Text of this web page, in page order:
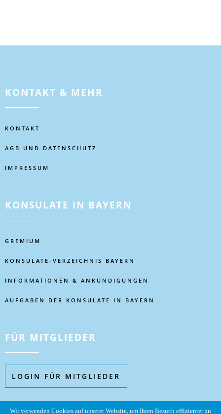
KONTAKT & MEHR
KONTAKT
AGB UND DATENSCHUTZ
IMPRESSUM
KONSULATE IN BAYERN
GREMIUM
KONSULATE-VERZEICHNIS BAYERN
INFORMATIONEN & ANKÜNDIGUNGEN
AUFGABEN DER KONSULATE IN BAYERN
FÜR MITGLIEDER
LOGIN FÜR MITGLIEDER
Wir verwenden Cookies auf unserer Website, um Ihren Besuch effizienter zu